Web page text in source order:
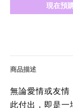
現在預
商品描述
無論愛情或友情
此付出，即是一